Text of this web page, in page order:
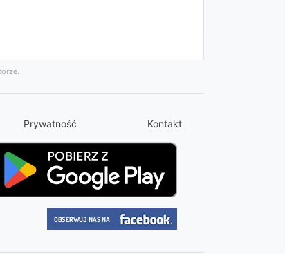
Prywatność Kontakt